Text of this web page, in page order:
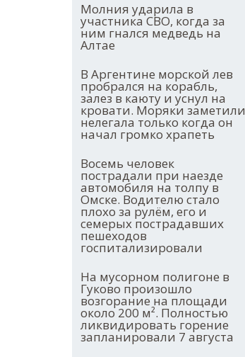
Молния ударила в
участника СВО, когда за
ним гнался медведь на
Алтае
В Аргентине морской лев
пробрался на корабль,
залез в каюту и уснул на
кровати. Моряки заметили
нелегала только когда он
начал громко храпеть
Восемь человек
пострадали при наезде
автомобиля на толпу в
Омске. Водителю стало
плохо за рулём, его и
семерых пострадавших
пешеходов
госпитализировали
На мусорном полигоне в
Гуково произошло
возгорание на площади
около 200 м². Полностью
ликвидировать горение
запланировали 7 августа